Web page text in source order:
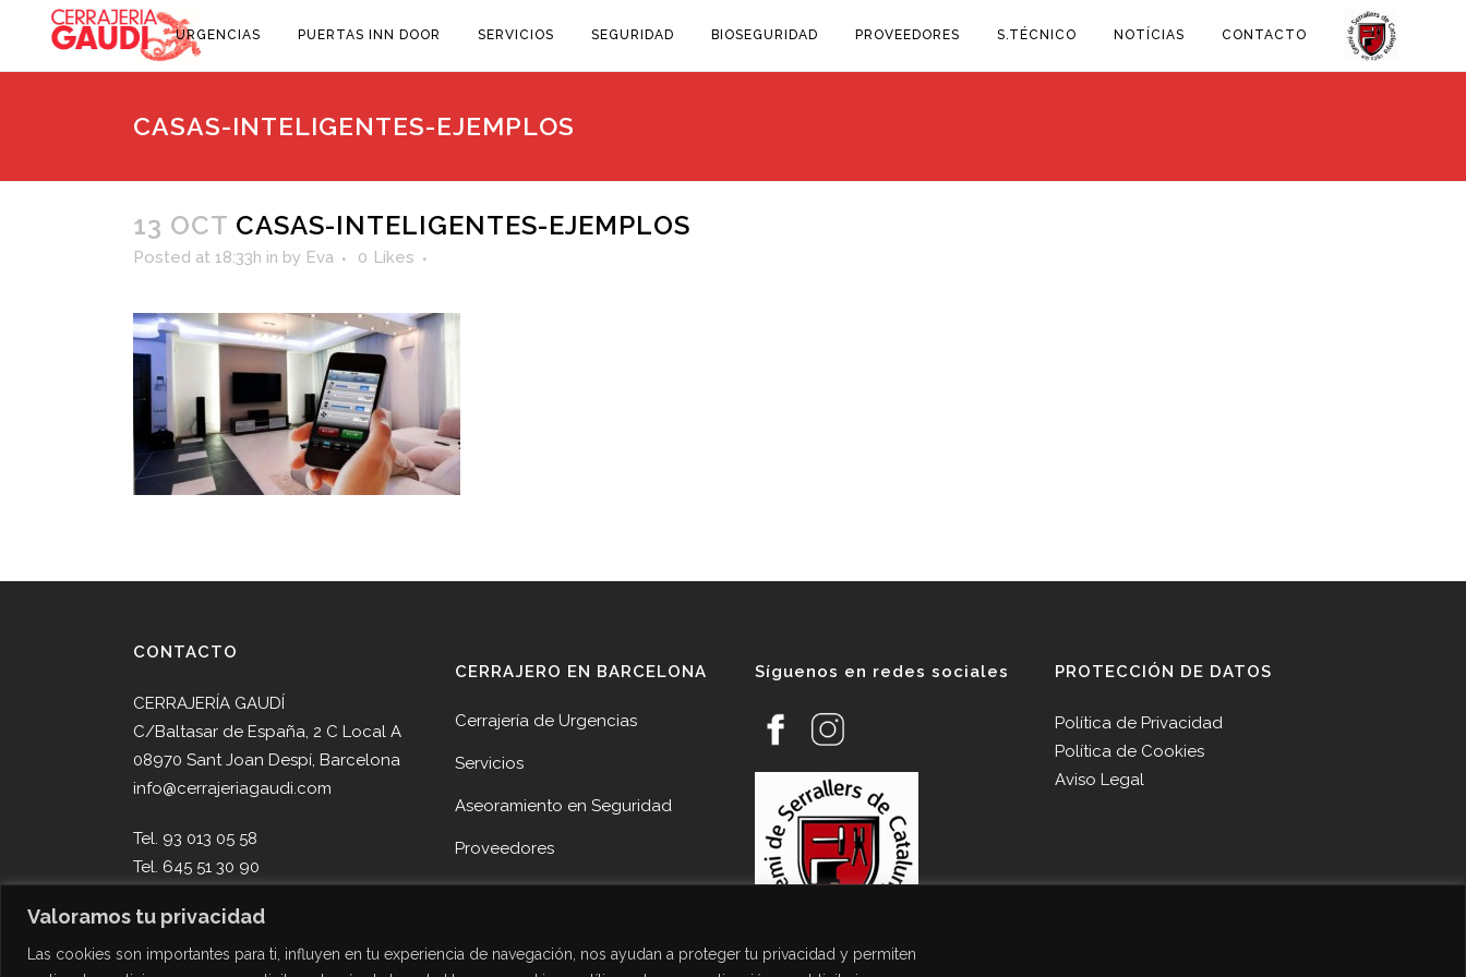
Valoramos tu privacidad
Las cookies son importantes para ti, influyen en tu experiencia de navegación, nos ayudan a proteger tu privacidad y permiten
URGENCIAS PUERTAS INN DOOR SERVICIOS SEGURIDAD BIOSEGURIDAD PROVEEDORES S.TÉCNICO NOTÍCIAS CONTACTO
CASAS-INTELIGENTES-EJEMPLOS
13 OCT CASAS-INTELIGENTES-EJEMPLOS
Posted at 18:33h in by Eva 0 Likes
CONTACTO
CERRAJERÍA GAUDÍ
C/Baltasar de España, 2 C Local A
08970 Sant Joan Despí, Barcelona
info@cerrajeriagaudi.com
Tel. 93 013 05 58
Tel. 645 51 30 90
CERRAJERO EN BARCELONA
Cerrajería de Urgencias
Servicios
Aseoramiento en Seguridad
Proveedores
Noticias
Despí
Síguenos en redes sociales PROTECCIÓN DE DATOS
Política de Privacidad
Política de Cookies
Aviso Legal